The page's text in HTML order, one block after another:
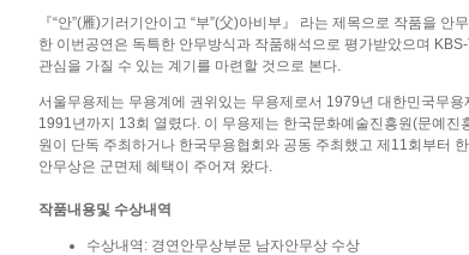
『“안”(雁)기러기안이고 “부”(父)아비부』 라는 제목으로 작품을
한 이번공연은 독특한 안무방식과 작품해석으로 평가받았으며
관심을 가질 수 있는 계기를 마련할 것으로 본다.
서울무용제는 무용계에 권위있는 무용제로서 1979년 대한민국무
1991년까지 13회 열렸다. 이 무용제는 한국문화예술진흥원(문예
원이 단독 주최하거나 한국무용협회와 공동 주최했고 제11회부터
안무상은 군면제 혜택이 주어져 왔다.
작품내용및 수상내역
수상내역: 경연안무상부문 남자안무상 수상